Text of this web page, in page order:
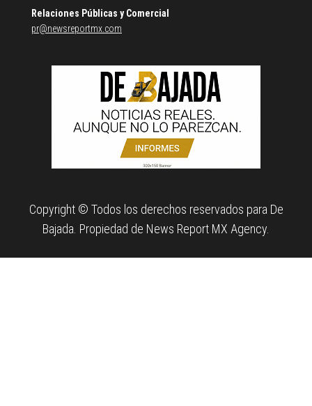
Relaciones Públicas y Comercial
pr@newsreportmx.com
Copyright © Todos los derechos reservados para De
Bajada. Propiedad de News Report MX Agency.